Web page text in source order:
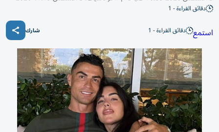
دقائق القراءة - 1
استمع دقائق القراءة - 1 شارك